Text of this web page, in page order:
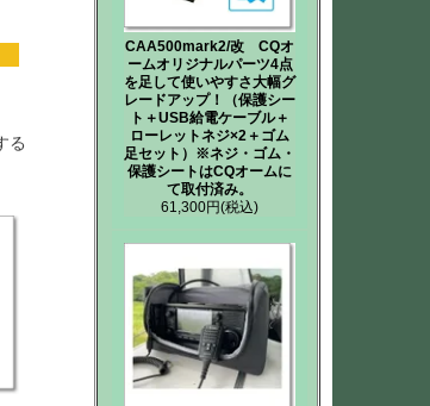
る
CAA500mark2/改 CQオ
ームオリジナルパーツ4点
を足して使いやすさ大幅グ
レードアップ！（保護シー
ト＋USB給電ケーブル＋
ローレットネジ×2＋ゴム
足セット）※ネジ・ゴム・
保護シートはCQオームに
て取付済み。
61,300円(税込)